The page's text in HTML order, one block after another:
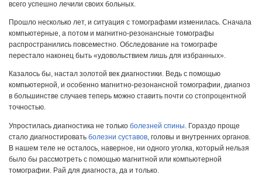
всего успешно лечили своих больных.
Прошло несколько лет, и ситуация с томографами изменилась. Сначала
компьютерные, а потом и магнитно-резонансные томографы
распространились повсеместно. Обследование на томографе
перестало наконец быть «удовольствием лишь для избранных».
Казалось бы, настал золотой век диагностики. Ведь с помощью
компьютерной, и особенно магнитно-резонансной томографии, диагноз
в большинстве случаев теперь можно ставить почти со стопроцентной
точностью.
Упростилась диагностика не только болезней спины . Гораздо проще
стало диагностировать болезни суставов , головы и внутренних органов.
В нашем теле не осталось, наверное, ни одного уголка, который нельзя
было бы рассмотреть с помощью магнитной или компьютерной
томографии. Рай для диагноста, да и только.